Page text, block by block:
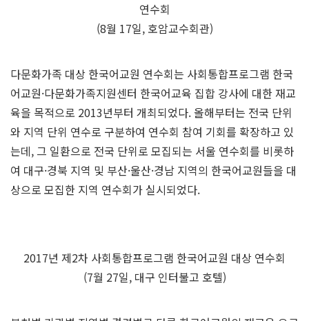
연수회
(8월 17일, 호암교수회관)
다문화가족 대상 한국어교원 연수회는 사회통합프로그램 한국
어교원·다문화가족지원센터 한국어교육 집합 강사에 대한 재교
육을 목적으로 2013년부터 개최되었다. 올해부터는 전국 단위
와 지역 단위 연수로 구분하여 연수회 참여 기회를 확장하고 있
는데, 그 일환으로 전국 단위로 모집되는 서울 연수회를 비롯하
여 대구·경북 지역 및 부산·울산·경남 지역의 한국어교원들을 대
상으로 모집한 지역 연수회가 실시되었다.
2017년 제2차 사회통합프로그램 한국어교원 대상 연수회
(7월 27일, 대구 인터불고 호텔)